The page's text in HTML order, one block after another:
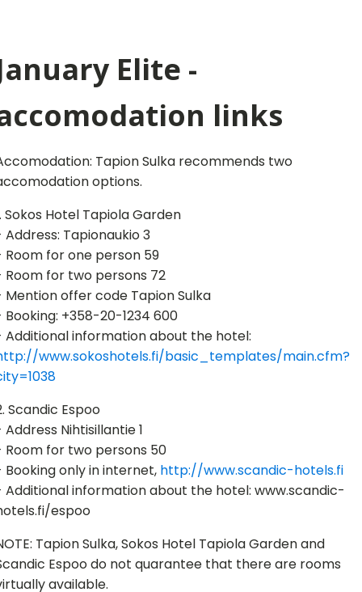
Elite -
links
Tapion Sulka recommends two
options.
Sokos Hotel Tapiola Garden
Address: Tapionaukio 3
Room for one person 59
Room for two persons 72
Mention offer code Tapion Sulka
Booking: +358-20-1234 600
Additional information about the hotel:
www.sokoshotels.fi/basic_templates/main.cfm?
Scandic Espoo
Address Nihtisillantie 1
Room for two persons 50
Booking only in internet, http://www.scandic-hotels.fi
Additional information about the hotel: www.scandic-
espoo
Tapion Sulka, Sokos Hotel Tapiola Garden and
Espoo do not quarantee that there are rooms
available.